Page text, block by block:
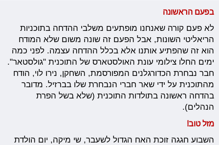
בפעם הראשונה
לא פעם קורה שאנחנו מופתעים משלבי ההדחה בתוכניות
הריאליטי השונות, אבל הפעם זה שונה משום שלא המודח
הוא זה שהפתיע אותנו אלא בכלל ההדחה עצמה. לפני כמה
ימים החלו צילומי עונת האולסטארס של התוכנית "גולסטאר".
חבר נבחרת הכדורגלנים המפורסמת, השחקן, נירו לוי, הודח
מהתוכנית על ידי שאר חברי הנבחרת שלו בברזיל. מדובר
בהדחה ראשונה בתולדות התוכנית (שלא בשל הפרת
הנהלים).
מזל טוב!
השבוע חגגה זוכת האח הגדול לשעבר, שי מיקה, יום הולדת